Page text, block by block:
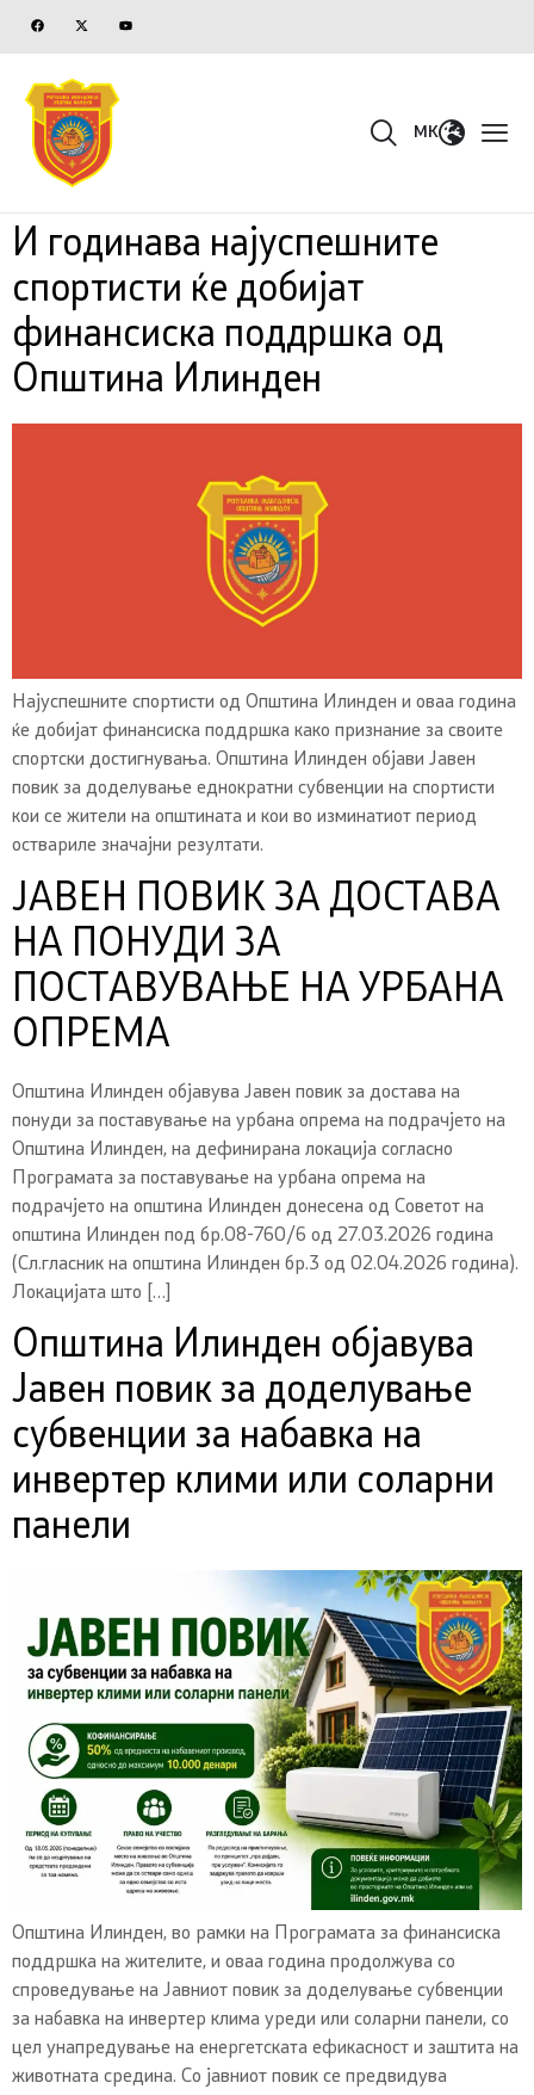
MK
И годинава најуспешните
спортисти ќе добијат
финансиска поддршка од
Општина Илинден
Најуспешните спортисти од Општина Илинден и оваа година
ќе добијат финансиска поддршка како признание за своите
спортски достигнувања. Општина Илинден објави Јавен
повик за доделување еднократни субвенции на спортисти
кои се жители на општината и кои во изминатиот период
оствариле значајни резултати.
ЈАВЕН ПОВИК ЗА ДОСТАВА
НА ПОНУДИ ЗА
ПОСТАВУВАЊЕ НА УРБАНА
ОПРЕМА
Општина Илинден објавува Јавен повик за достава на
понуди за поставување на урбана опрема на подрачјето на
Општина Илинден, на дефиниранa локациja согласно
Програмата за поставување на урбана опрема на
подрачјето на општина Илинден донесена од Советот на
општина Илинден под бр.08-760/6 од 27.03.2026 година
(Сл.гласник на општина Илинден бр.3 од 02.04.2026 година).
Локацијата што […]
Oпштина Илинден објавува
Јавен повик за доделување
субвенции за набавка на
инвертер клими или соларни
панели
Општина Илинден, во рамки на Програмата за финансиска
поддршка на жителите, и оваа година продолжува со
спроведување на Јавниот повик за доделување субвенции
за набавка на инвертер клима уреди или соларни панели, со
цел унапредување на енергетската ефикасност и заштита на
животната средина. Со јавниот повик се предвидува